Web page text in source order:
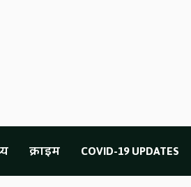
क्राइम COVID-19 UPDATES